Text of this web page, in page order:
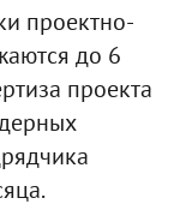
проектно-
до 6
проекта